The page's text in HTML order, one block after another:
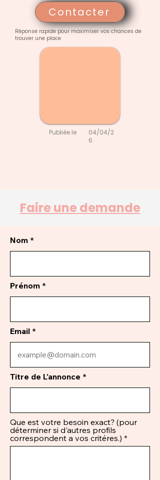
Contacter
Réponse rapide pour maximiser vos chances de
trouver une place
Publiée le
04/04/2
6
Faire une demande
Nom
Prénom
Email
Titre de L'annonce
Que est votre besoin exact? (pour
déterminer si d'autres profils
correspondent a vos critéres.)